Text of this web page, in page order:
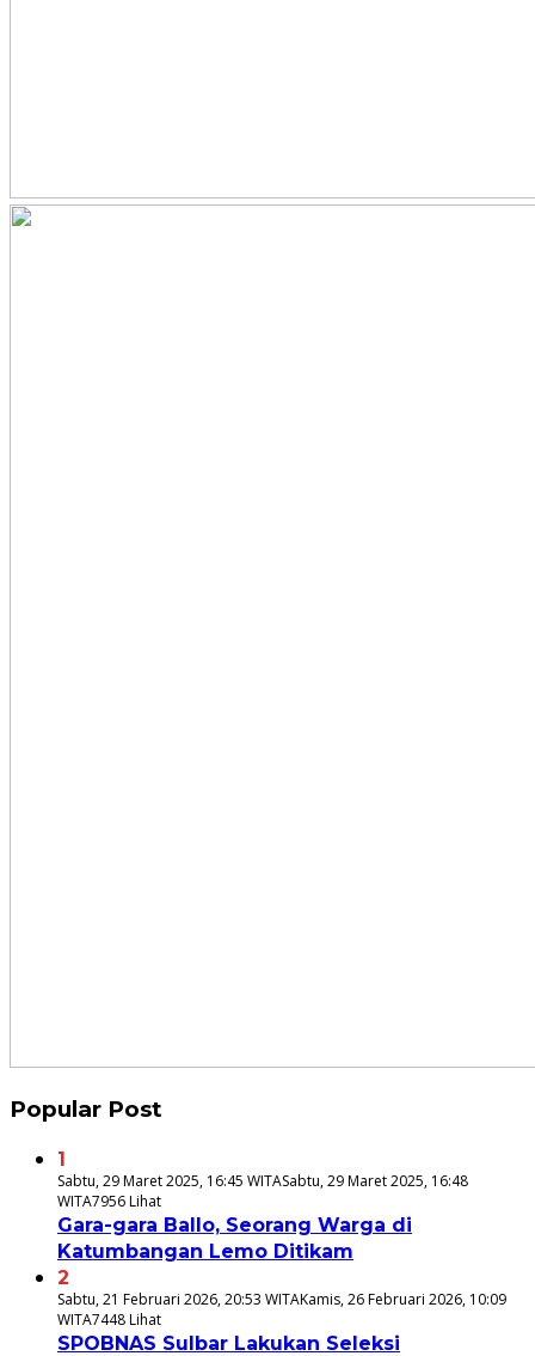
Popular Post
1
Sabtu, 29 Maret 2025, 16:45 WITASabtu, 29 Maret 2025, 16:48
WITA7956 Lihat
Gara-gara Ballo, Seorang Warga di
Katumbangan Lemo Ditikam
2
Sabtu, 21 Februari 2026, 20:53 WITAKamis, 26 Februari 2026, 10:09
WITA7448 Lihat
SPOBNAS Sulbar Lakukan Seleksi